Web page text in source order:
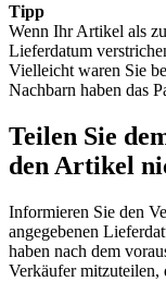
Tipp
Wenn Ihr Artikel als
Lieferdatum
Vielleicht waren Sie
Nachbarn haben das
Teilen Sie
den Artikel
Informieren Sie den
angegebenen
haben nach dem
Verkäufer mitzuteilen,